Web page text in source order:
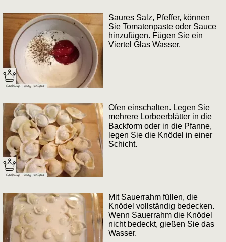
Saures Salz, Pfeffer, können
Sie Tomatenpaste oder Sauce
hinzufügen. Fügen Sie ein
Viertel Glas Wasser.
Ofen einschalten. Legen Sie
mehrere Lorbeerblätter in die
Backform oder in die Pfanne,
legen Sie die Knödel in einer
Schicht.
Mit Sauerrahm füllen, die
Knödel vollständig bedecken.
Wenn Sauerrahm die Knödel
nicht bedeckt, gießen Sie das
Wasser.